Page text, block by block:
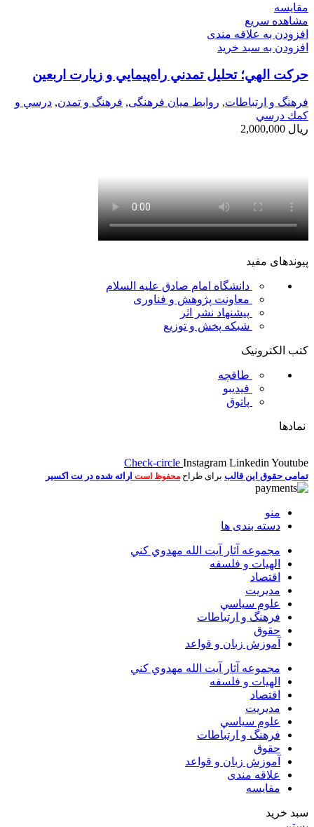
مقایسه
مشاهده سریع
افزودن به علاقه مندی
افزودن به سبد خرید
حركت الهي؛ تحليل تمدني راه‌پيمايي و زيارت اربعين
فرهنگ و ارتباطات, روابط میان فرهنگی, فرهنگ و تمدن, درسي و
كمك درسي
ریال
پیوندهای مفید
دانشگاه امام صادق علیه السلام
معاونت پژوهش و فناوری
پیشنهاد نشر اثر
شبکه پخش و توزیع
کتب الکترونیک
طاقچه
فیدیبو
پاتوق
نمادها
Check-circle Instagram Linkedin Youtube
تمامی حقوق این قالب برای طراح محفوظ است ارائه شده در نت اکسیر
منو
دسته بندی ها
مجموعه آثار آيت الله مهدوي كني
الهیات و فلسفه
اقتصاد
مديريت
علوم سياسي
فرهنگ و ارتباطات
حقوق
آموزش زبان و قواعد
مجموعه آثار آيت الله مهدوي كني
الهیات و فلسفه
اقتصاد
مديريت
علوم سياسي
فرهنگ و ارتباطات
حقوق
آموزش زبان و قواعد
علاقه مندی
مقایسه
سبد خرید